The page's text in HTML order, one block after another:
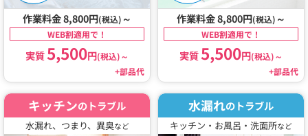
作業料金 8,800円(税込) ～
WEB割適用で！
実質5,500円(税込)～
+部品代
作業料金 8,800円(税込) ～
WEB割適用で！
実質5,500円(税込)～
+部品代
キッチンのトラブル
水漏れ、つまり、異臭など
水漏れのトラブル
キッチン・お風呂・洗面所など